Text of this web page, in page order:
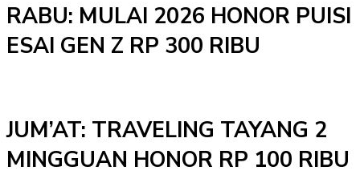
RABU: MULAI 2026 HONOR PUISI
ESAI GEN Z RP 300 RIBU
JUM’AT: TRAVELING TAYANG 2
MINGGUAN HONOR RP 100 RIBU